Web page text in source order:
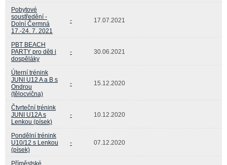
Pobytové
soustředění -
Dolní Čermná
17.-24. 7. 2021
- 17.07.2021
PBT BEACH
PARTY pro děti i
dospěláky
- 30.06.2021
Úterní trénink
JUNI U12 A a B s
Ondrou
(tělocvična)
- 15.12.2020
Čtvrteční trénink
JUNI U12A s
Lenkou (písek)
- 10.12.2020
Pondělní trénink
U10/12 s Lenkou
(písek)
- 07.12.2020
Příměstské